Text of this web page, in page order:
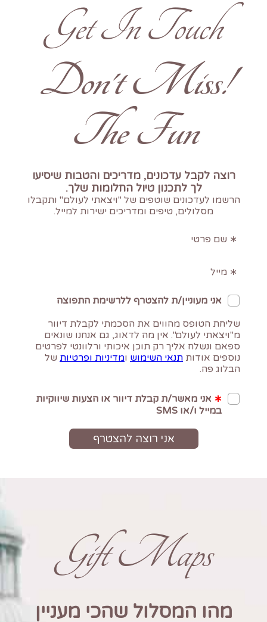
Get In Touch
!Don't Miss
The Fun
Gift Maps
מהו המסלול שהכי מעניין